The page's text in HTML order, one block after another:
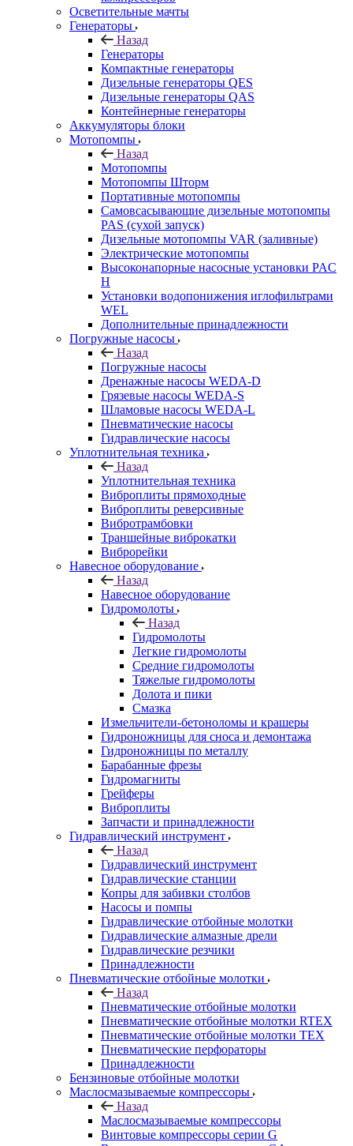
Осветительные мачты
Генераторы
Назад
Генераторы
Компактные генераторы
Дизельные генераторы QES
Дизельные генераторы QAS
Контейнерные генераторы
Аккумуляторы блоки
Мотопомпы
Назад
Мотопомпы
Мотопомпы Шторм
Портативные мотопомпы
Самовсасывающие дизельные мотопомпы
PAS (сухой запуск)
Дизельные мотопомпы VAR (заливные)
Электрические мотопомпы
Высоконапорные насосные установки PAC
H
Установки водопонижения иглофильтрами
WEL
Дополнительные принадлежности
Погружные насосы
Назад
Погружные насосы
Дренажные насосы WEDA-D
Грязевые насосы WEDA-S
Шламовые насосы WEDA-L
Пневматические насосы
Гидравлические насосы
Уплотнительная техника
Назад
Уплотнительная техника
Виброплиты прямоходные
Виброплиты реверсивные
Вибротрамбовки
Траншейные виброкатки
Виброрейки
Навесное оборудование
Назад
Навесное оборудование
Гидромолоты
Назад
Гидромолоты
Легкие гидромолоты
Средние гидромолоты
Тяжелые гидромолоты
Долота и пики
Смазка
Измельчители-бетоноломы и крашеры
Гидроножницы для сноса и демонтажа
Гидроножницы по металлу
Барабанные фрезы
Гидромагниты
Грейферы
Виброплиты
Запчасти и принадлежности
Гидравлический инструмент
Назад
Гидравлический инструмент
Гидравлические станции
Копры для забивки столбов
Насосы и помпы
Гидравлические отбойные молотки
Гидравлические алмазные дрели
Гидравлические резчики
Принадлежности
Пневматические отбойные молотки
Назад
Пневматические отбойные молотки
Пневматические отбойные молотки RTEX
Пневматические отбойные молотки TEX
Пневматические перфораторы
Принадлежности
Бензиновые отбойные молотки
Маслосмазываемые компрессоры
Назад
Маслосмазываемые компрессоры
Винтовые компрессоры серии G